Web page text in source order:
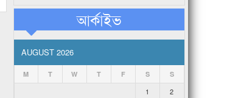
আর্কাইভ
AUGUST 2026
M T W T F S S
1
2